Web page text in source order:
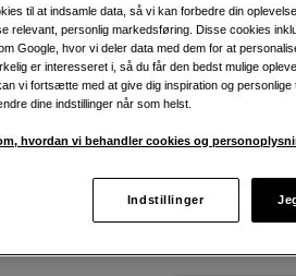
X System)
Artikelnummer:
Hasselblad High
Weblager
På
til at indsamle data, så vi kan forbedre din
relevant, personlig markedsføring. Disse cookies
Google, hvor vi deler data med dem for at
er interesseret i, så du får den bedst mulige
vi fortsætte med at give dig inspiration og
dine indstillinger når som helst.
hvordan vi behandler cookies og
Indstillinger